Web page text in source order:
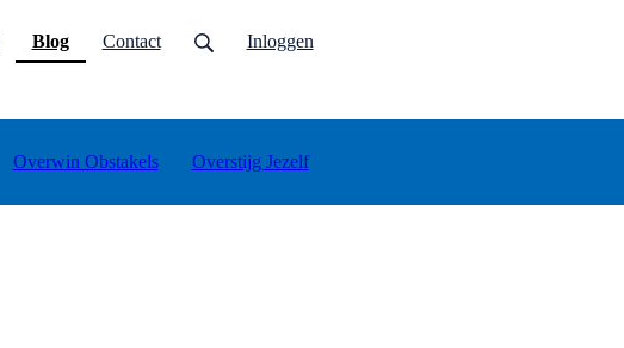
Blog(current)
Contact Inloggen
Overwin Obstakels Overstijg Jezelf